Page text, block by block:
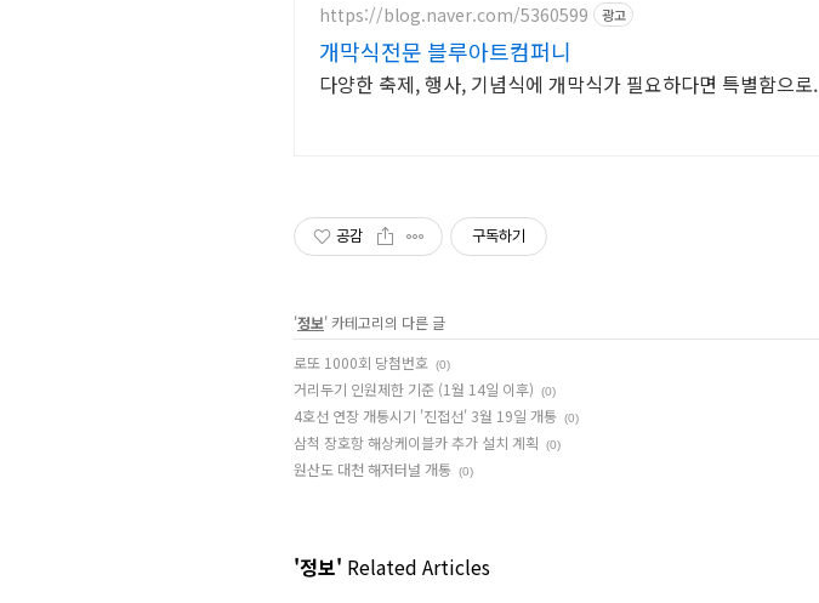
https://blog.naver.com/5360599 광고
개막식전문 블루아트컴퍼니
다양한 축제, 행사, 기념식에 개막식가 필요하다면 특별함으로.
공감 구독하기
'정보' 카테고리의 다른 글
로또 1000회 당첨번호 (0)
거리두기 인원제한 기준 (1월 14일 이후) (0)
4호선 연장 개통시기 '진접선' 3월 19일 개통 (0)
삼척 장호항 해상케이블카 추가 설치 계획 (0)
원산도 대천 해저터널 개통 (0)
'정보' Related Articles